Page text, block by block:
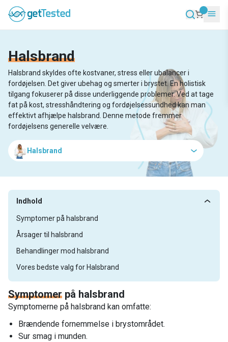
Halsbrand
Halsbrand skyldes ofte kostvaner, stress eller ubalancer i
fordøjelsen. Det giver ubehag og smerter i brystet. En holistisk
tilgang fokuserer på disse underliggende problemer. Ved at tage
fat på kost, stresshåndtering og fordøjelsessundhed kan man
effektivt afhjælpe halsbrand. Denne metode fremmer
fordøjelsens generelle velvære.
Halsbrand
Symptomer på halsbrand
Symptomerne på halsbrand kan omfatte:
Brændende fornemmelse i brystområdet.
Sur smag i munden.
Indhold
Symptomer på halsbrand
Årsager til halsbrand
Behandlinger mod halsbrand
Vores bedste valg for Halsbrand